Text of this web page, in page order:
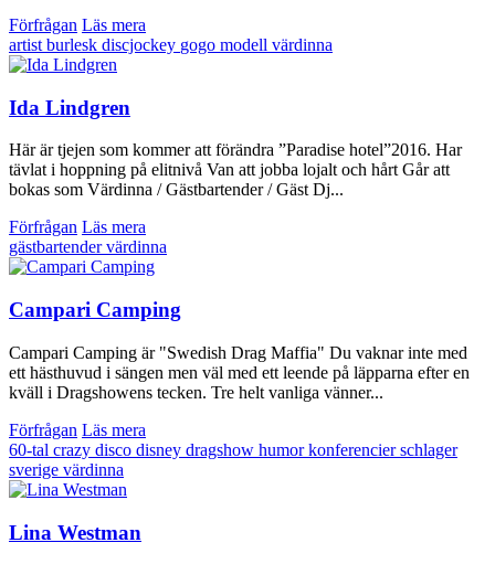
Förfrågan Läs mera
artist burlesk discjockey gogo modell värdinna
Ida Lindgren
Här är tjejen som kommer att förändra ”Paradise hotel”2016. Har
tävlat i hoppning på elitnivå Van att jobba lojalt och hårt Går att
bokas som Värdinna / Gästbartender / Gäst Dj...
Förfrågan Läs mera
gästbartendervärdinna
Campari Camping
Campari Camping är "Swedish Drag Maffia" Du vaknar inte med
ett hästhuvud i sängen men väl med ett leende på läpparna efter en
kväll i Dragshowens tecken. Tre helt vanliga vänner...
Förfrågan Läs mera
60-tal crazy disco disney dragshow humorkonferencierschlager
sverige värdinna
Lina Westman